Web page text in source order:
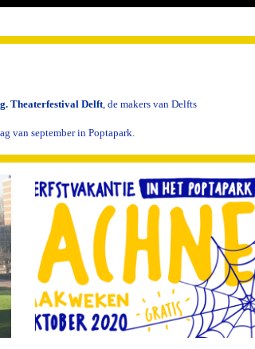
Theaterfestival Delft , de makers van Delfts
van september in Poptapark.